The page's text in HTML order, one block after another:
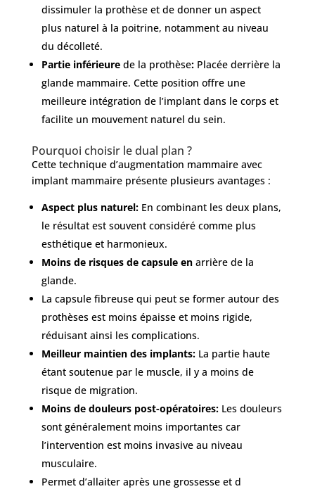
dissimuler la prothèse et de donner un aspect
plus naturel à la poitrine, notamment au niveau
du décolleté.
Partie inférieurede la prothèse:Placée derrière la
glande mammaire. Cette position offre une
meilleure intégration de l’implant dans le corps et
facilite un mouvement naturel du sein.
Pourquoi choisir le dual plan ?
Cette technique d’augmentation mammaire avec
implant mammaire présente plusieurs avantages :
Aspect plus naturel:En combinant les deux plans,
le résultat est souvent considéré comme plus
esthétique et harmonieux.
Moins de risques de capsule en arrière de la
glande.
La capsule fibreuse qui peut se former autour des
prothèses est moins épaisse et moins rigide,
réduisant ainsi les complications.
Meilleur maintien des implants:La partie haute
étant soutenue par le muscle, il y a moins de
risque de migration.
Moins de douleurs post-opératoires:Les douleurs
sont généralement moins importantes car
l’intervention est moins invasive au niveau
musculaire.
Permet d’allaiter après une grossesse et d